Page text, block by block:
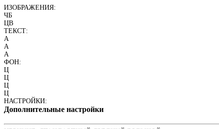
ИЗОБРАЖЕНИЯ:
ЧБ
ЦВ
ТЕКСТ:
A
A
A
ФОН:
Ц
Ц
Ц
Ц
НАСТРОЙКИ:
Дополнительные настройки